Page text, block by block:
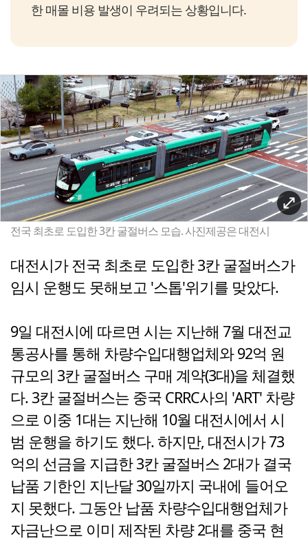
한 매몰 비용 발생이 우려되는 상황입니다.
전국 최초로 도입한 3칸 굴절버스 모습. 사진제공은 대전시
대전시가 전국 최초로 도입한 3칸 굴절버스가
임시 운행도 못해보고 '스톱'위기를 맞았다.
9일 대전시에 따르면 시는 지난해 7월 대전교
통공사를 통해 차량수입대행업체와 92억 원
규모의 3칸 굴절버스 구매 계약(3대)을 체결했
다. 3칸 굴절버스는 중국 CRRC사의 'ART' 차량
으로 이중 1대는 지난해 10월 대전시에서 시
범 운행을 하기도 했다. 하지만, 대전시가 73
억의 선금을 지급한 3칸 굴절버스 2대가 결국
납품 기한인 지난달 30일까지 국내에 들어오
지 못했다. 그동안 납품 차량수입대행업체가
자금난으로 이미 제작된 차량 2대를 중국 현